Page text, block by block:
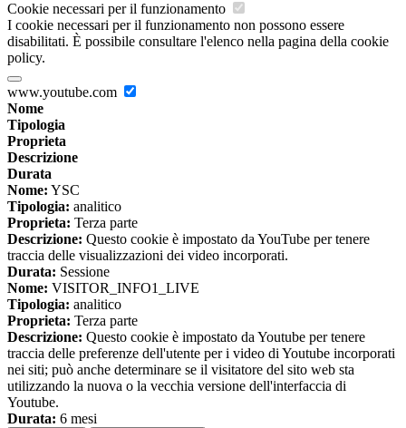
Cookie necessari per il funzionamento
I cookie necessari per il funzionamento non possono essere
disabilitati. È possibile consultare l'elenco nella pagina della cookie
policy.
www.youtube.com
Nome
Tipologia
Proprieta
Descrizione
Durata
Nome: YSC
Tipologia: analitico
Proprieta: Terza parte
Descrizione: Questo cookie è impostato da YouTube per tenere
traccia delle visualizzazioni dei video incorporati.
Durata: Sessione
Nome: VISITOR_INFO1_LIVE
Tipologia: analitico
Proprieta: Terza parte
Descrizione: Questo cookie è impostato da Youtube per tenere
traccia delle preferenze dell'utente per i video di Youtube incorporati
nei siti; può anche determinare se il visitatore del sito web sta
utilizzando la nuova o la vecchia versione dell'interfaccia di
Youtube.
Durata: 6 mesi